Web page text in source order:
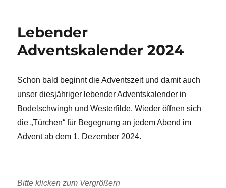
Lebender
Adventskalender 2024
Schon bald beginnt die Adventszeit und damit auch
unser diesjähriger lebender Adventskalender in
Bodelschwingh und Westerfilde. Wieder öffnen sich
die „Türchen“ für Begegnung an jedem Abend im
Advent ab dem 1. Dezember 2024.
Bitte klicken zum Vergrößern